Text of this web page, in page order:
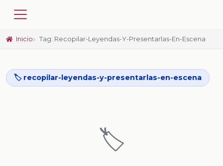
Inicio Tag: Recopilar-Leyendas-Y-Presentarlas-En-Escena
🏷️ recopilar-leyendas-y-presentarlas-en-escena
🏷️